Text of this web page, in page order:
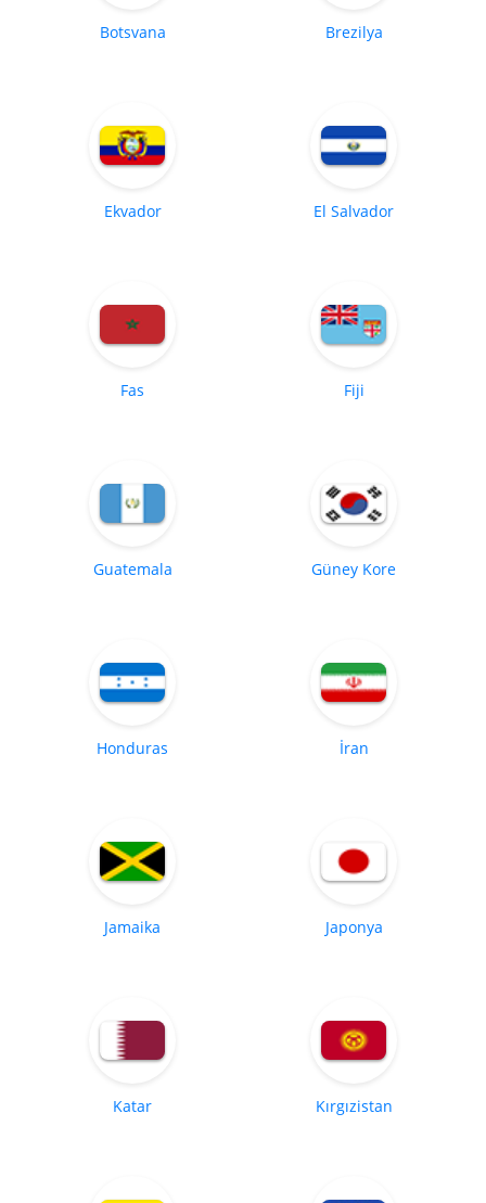
Botsvana Brezilya
Ekvador El Salvador
Fas Fiji
Guatemala Güney Kore
Honduras İran
Jamaika Japonya
Katar Kırgızistan